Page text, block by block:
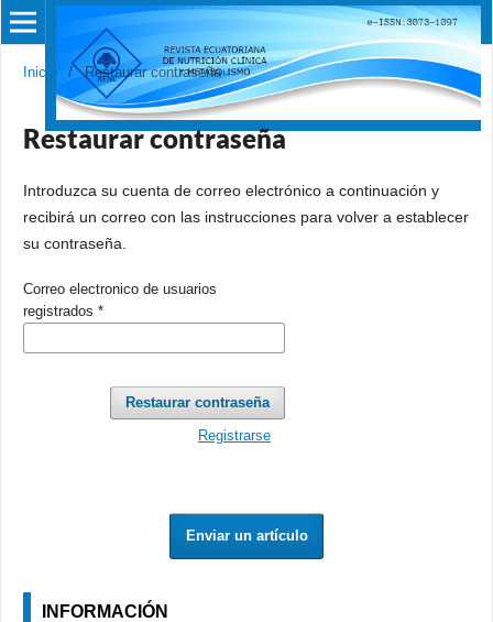
Inicio / Restaurar contraseña
Restaurar contraseña
Introduzca su cuenta de correo electrónico a continuación y
recibirá un correo con las instrucciones para volver a establecer
su contraseña.
Correo electronico de usuarios
registrados *
Restaurar contraseña
Registrarse
Enviar un artículo
INFORMACIÓN